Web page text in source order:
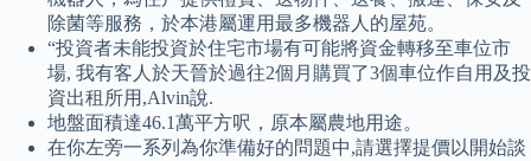
除菌等服務，於本港屬運用最多機器人的屋苑。
“投資者未能投資於住宅市場有可能將資金轉移至車位市
場, 我有客人於天晉於過往2個月購買了3個車位作自用及投
資出租所用,Alvin說.
地盤面積達46.1萬平方呎，原本屬農地用途。
在你左旁一系列為你準備好的問題中,請選擇提價以開始談